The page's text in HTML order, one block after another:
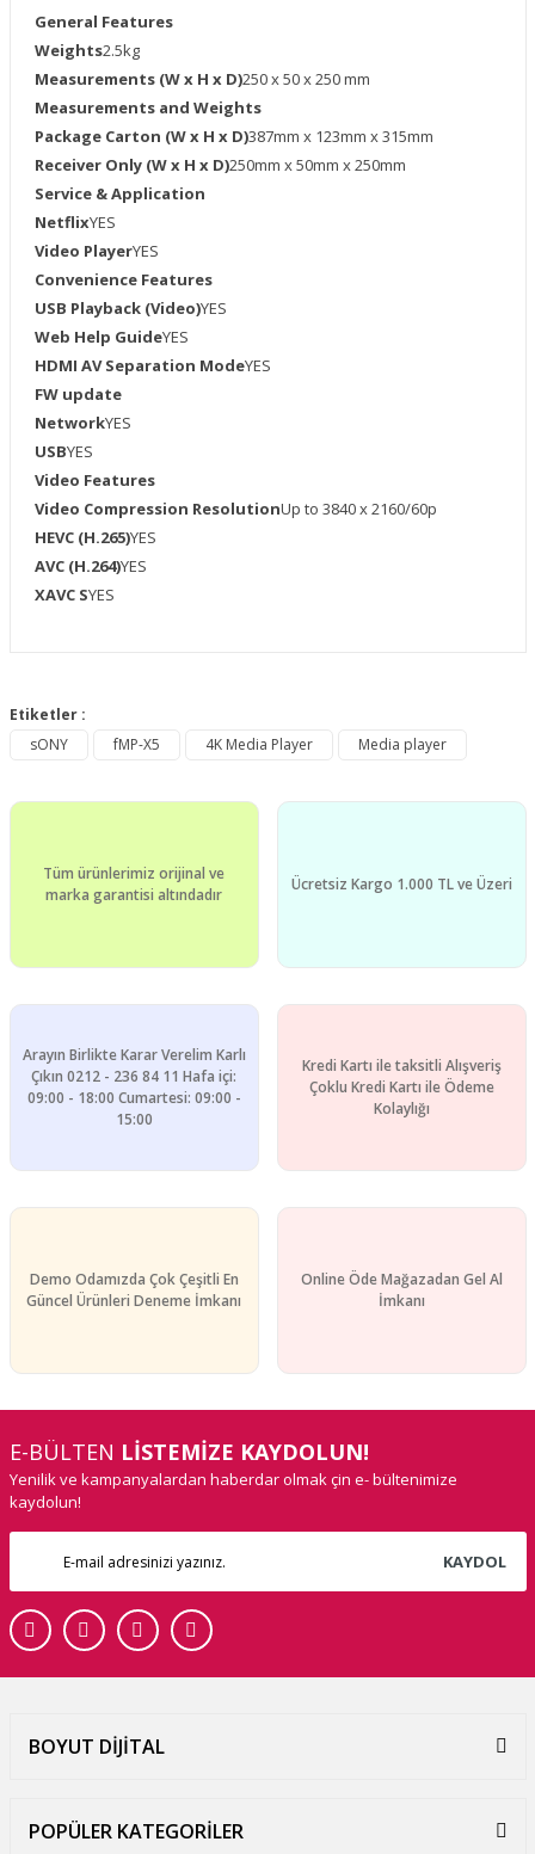
General Features
Weights2.5kg
Measurements (W x H x D)250 x 50 x 250 mm
Measurements and Weights
Package Carton (W x H x D)387mm x 123mm x 315mm
Receiver Only (W x H x D)250mm x 50mm x 250mm
Service & Application
NetflixYES
Video PlayerYES
Convenience Features
USB Playback (Video)YES
Web Help GuideYES
HDMI AV Separation ModeYES
FW update
NetworkYES
USBYES
Video Features
Video Compression ResolutionUp to 3840 x 2160/60p
HEVC (H.265)YES
AVC (H.264)YES
XAVC SYES
konularda yetersiz gördüğünüz noktaları öneri formunu
Görüş ve önerileriniz için teşekkür ederiz.
Ürün resmi kalitesiz, bozuk veya görüntülenemiyor.
Ürün bilgilerinde hatalar bulunuyor.
Etiketler :
sONY
fMP-X5 4K Media Player Media player
Tüm ürünlerimiz orijinal ve
marka garantisi altındadır
Ücretsiz Kargo 1.000 TL ve Üzeri
Arayın Birlikte Karar Verelim Karlı
Çıkın 0212 - 236 84 11 Hafa içi:
09:00 - 18:00 Cumartesi: 09:00 -
15:00
Kredi Kartı ile taksitli Alışveriş
Çoklu Kredi Kartı ile Ödeme
Kolaylığı
Demo Odamızda Çok Çeşitli En
Güncel Ürünleri Deneme İmkanı
Online Öde Mağazadan Gel Al
İmkanı
E-BÜLTEN LİSTEMİZE KAYDOLUN!
Yenilik ve kampanyalardan haberdar olmak çin e- bültenimize
kaydolun!
KAYDOL
BOYUT DİJİTAL
POPÜLER KATEGORİLER